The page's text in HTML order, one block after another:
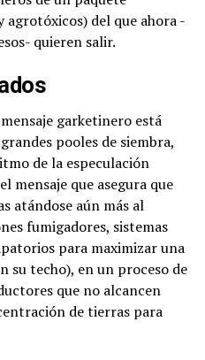
del que ahora -
quieren salir.
garketinero está
pooles de siembra,
de la especulación
mensaje que asegura que
atándose aún más al
fumigadores, sistemas
para maximizar una
su techo), en un proceso de
que no alcancen
de tierras para